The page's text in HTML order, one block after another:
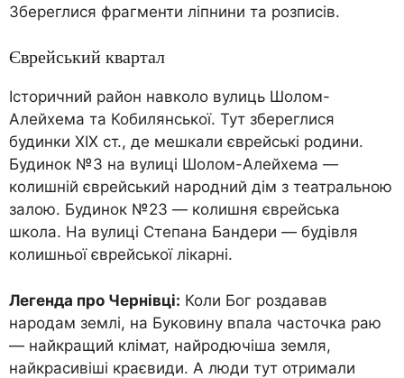
Збереглися фрагменти ліпнини та розписів.
Єврейський квартал
Історичний район навколо вулиць Шолом-
Алейхема та Кобилянської. Тут збереглися
будинки XIX ст., де мешкали єврейські родини.
Будинок №3 на вулиці Шолом-Алейхема —
колишній єврейський народний дім з театральною
залою. Будинок №23 — колишня єврейська
школа. На вулиці Степана Бандери — будівля
колишньої єврейської лікарні.
Легенда про Чернівці: Коли Бог роздавав
народам землі, на Буковину впала часточка раю
— найкращий клімат, найродючіша земля,
найкрасивіші краєвиди. А люди тут отримали